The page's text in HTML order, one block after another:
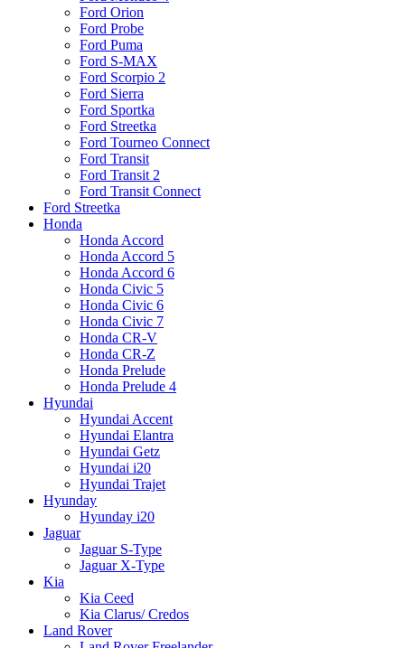
Ford Orion
Ford Probe
Ford Puma
Ford S-MAX
Ford Scorpio 2
Ford Sierra
Ford Sportka
Ford Streetka
Ford Tourneo Connect
Ford Transit
Ford Transit 2
Ford Transit Connect
Ford Streetka
Honda
Honda Accord
Honda Accord 5
Honda Accord 6
Honda Civic 5
Honda Civic 6
Honda Civic 7
Honda CR-V
Honda CR-Z
Honda Prelude
Honda Prelude 4
Hyundai
Hyundai Accent
Hyundai Elantra
Hyundai Getz
Hyundai i20
Hyundai Trajet
Hyunday
Hyunday i20
Jaguar
Jaguar S-Type
Jaguar X-Type
Kia
Kia Ceed
Kia Clarus/ Credos
Land Rover